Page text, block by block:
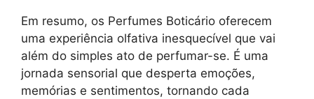
Em resumo, os Perfumes Boticário oferecem
uma experiência olfativa inesquecível que vai
além do simples ato de perfumar-se. É uma
jornada sensorial que desperta emoções,
memórias e sentimentos, tornando cada